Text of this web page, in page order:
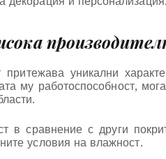
уникални
му работоспособност,
в сравнение с други
условия на влажност.